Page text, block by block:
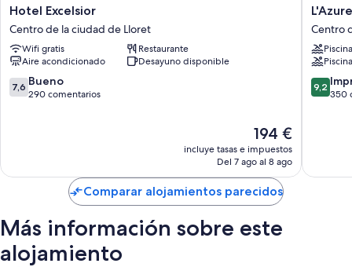
Hotel
Excelsior
Centro
de
la
ciudad
de
Hotel Excelsior
Centro de la ciudad de Lloret
Wifi gratis
Restaurante
Aire acondicionado
Desayuno disponible
7.6
sobre
7,6 Bueno
290 comentarios
El
precio
actual
de
194 €
194 €
incluye tasas e impuestos
Del 7 ago al 8 ago
L'Azure
Hotel
Centro
de
la
ciudad
de
Centro
Piscina
9.2
sobre
9,2
350
Comparar alojamientos parecidos
Más información sobre este
alojamiento